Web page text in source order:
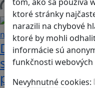
ktoré stránky
narazili na chybové
ktoré by mohli
informácie sú
funkčnosti
Nevyhnutné cookies:
Načítam blogy
Desatoro rád
s deťmi
pravidlá